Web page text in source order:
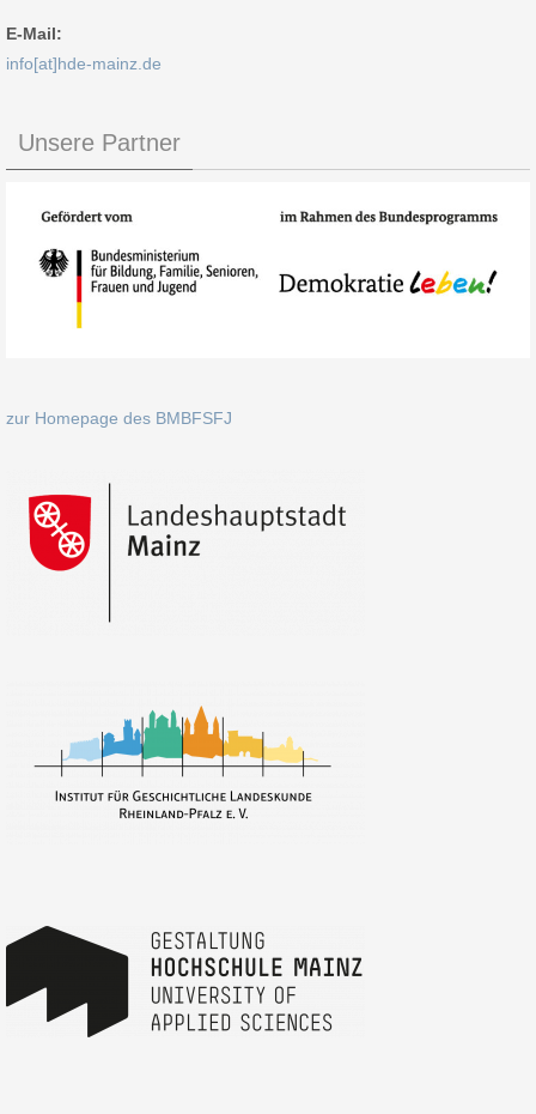
E-Mail:
info[at]hde-mainz.de
Unsere Partner
zur Homepage des BMBFSFJ